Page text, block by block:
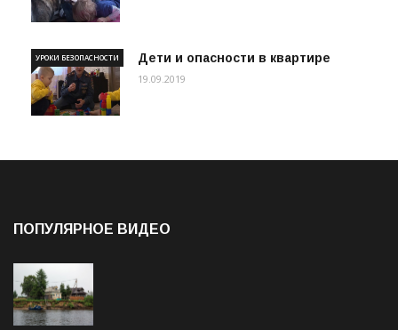
Дети и опасности в квартире
УРОКИ БЕЗОПАСНОСТИ
19.09.2019
ПОПУЛЯРНОЕ ВИДЕО